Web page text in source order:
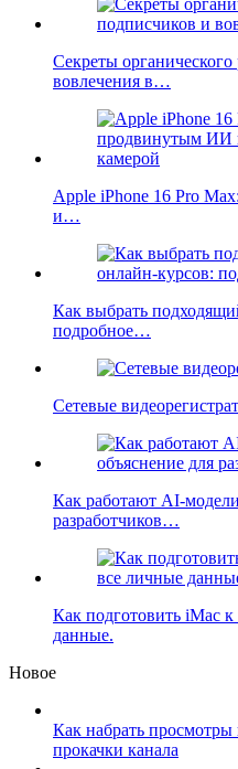
Секреты
вовлечения в…
Apple iPhone 16 Pro
и…
Как выбрать
подробное…
Сетевые
Как работают AI-
разработчиков…
Как подготовить iMac
данные.
Новое
Как набрать просмотры
прокачки канала